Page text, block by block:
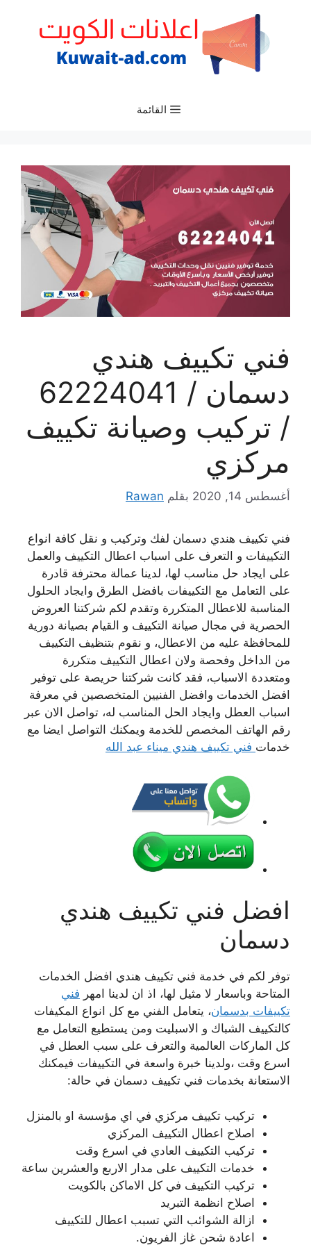
القائمة
فني تكييف هندي
دسمان / 62224041
/ تركيب وصيانة تكييف
مركزي
أغسطس 14, 2020 بقلم Rawan
فني تكييف هندي دسمان لفك وتركيب و نقل كافة انواع
التكييفات و التعرف على اسباب اعطال التكييف والعمل
على ايجاد حل مناسب لها، لدينا عمالة محترفة قادرة
على التعامل مع التكييفات بافضل الطرق وايجاد الحلول
المناسبة للاعطال المتكررة وتقدم لكم شركتنا العروض
الحصرية في مجال صيانة التكييف و القيام بصيانة دورية
للمحافظة عليه من الاعطال، و نقوم بتنظيف التكييف
من الداخل وفحصة ولان اعطال التكييف متكررة
ومتعددة الاسباب، فقد كانت شركتنا حريصة على توفير
افضل الخدمات وافضل الفنيين المتخصصين في معرفة
اسباب العطل وايجاد الحل المناسب له، تواصل الان عبر
رقم الهاتف المخصص للخدمة ويمكنك التواصل ايضا مع
خدمات فني تكييف هندي ميناء عبد الله
افضل فني تكييف هندي
دسمان
توفر لكم في خدمة فني تكييف هندي افضل الخدمات
المتاحة وباسعار لا مثيل لها، اذ ان لدينا امهر فني
تكييفات بدسمان، يتعامل الفني مع كل انواع المكيفات
كالتكييف الشباك و الاسبليت ومن يستطيع التعامل مع
كل الماركات العالمية والتعرف على سبب العطل في
اسرع وقت ،ولدينا خبرة واسعة في التكييفات فيمكنك
الاستعانة بخدمات فني تكييف دسمان في حالة:
تركيب تكييف مركزي في اي مؤسسة او بالمنزل
اصلاح اعطال التكييف المركزي
تركيب التكييف العادي في اسرع وقت
خدمات التكييف على مدار الاربع والعشرين ساعة
تركيب التكييف في كل الاماكن بالكويت
اصلاح انظمة التبريد
ازالة الشوائب التي تسبب اعطال للتكييف
اعادة شحن غاز الفريون.